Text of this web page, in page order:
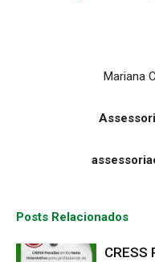
Mariana
Posts Relacionados